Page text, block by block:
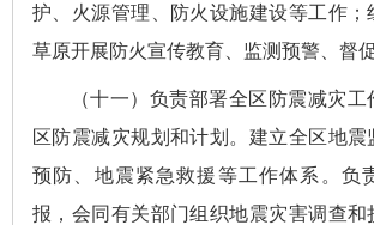
护、火源管理、防火设施建设等工作；
草原开展防火宣传教育、监测预警、督
（十一）负责部署全区防震减灾
区防震减灾规划和计划。建立全区地震
预防、地震紧急救援等工作体系。负
报，会同有关部门组织地震灾害调查和